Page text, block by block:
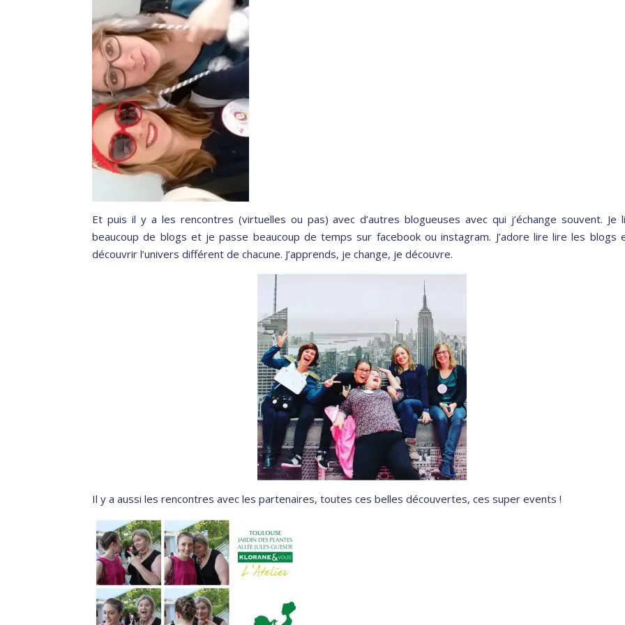
Et puis il y a les rencontres (virtuelles ou pas) avec d’autres blogueuses avec qui j’échange souvent. Je
beaucoup de blogs et je passe beaucoup de temps sur facebook ou instagram. J’adore lire lire les blogs
découvrir l’univers différent de chacune. J’apprends, je change, je découvre.
Il y a aussi les rencontres avec les partenaires, toutes ces belles découvertes, ces super events !